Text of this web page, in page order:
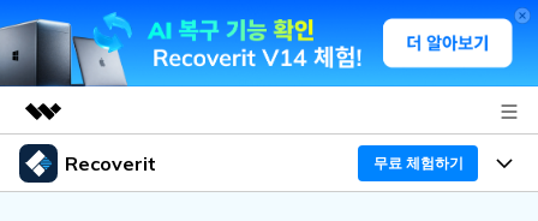
주요 제품Recoverit 무료 체험하기